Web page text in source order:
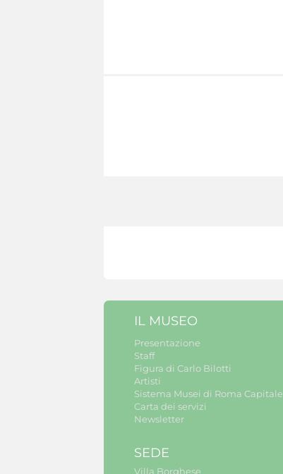
IL MUSEO
Presentazione
Staff
Figura di Carlo Bilotti
Artisti
Sistema Musei di Roma Capitale
Carta dei servizi
Newsletter
SEDE
Villa Borghese